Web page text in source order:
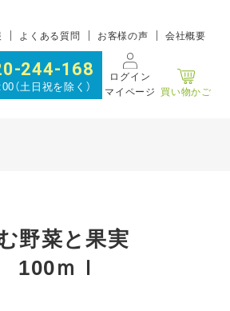
よくある質問 お客様の声 会社概要
244-168
（土日祝を除く）
ログイン
マイページ 買い物かご
野菜と果実
ｍｌ